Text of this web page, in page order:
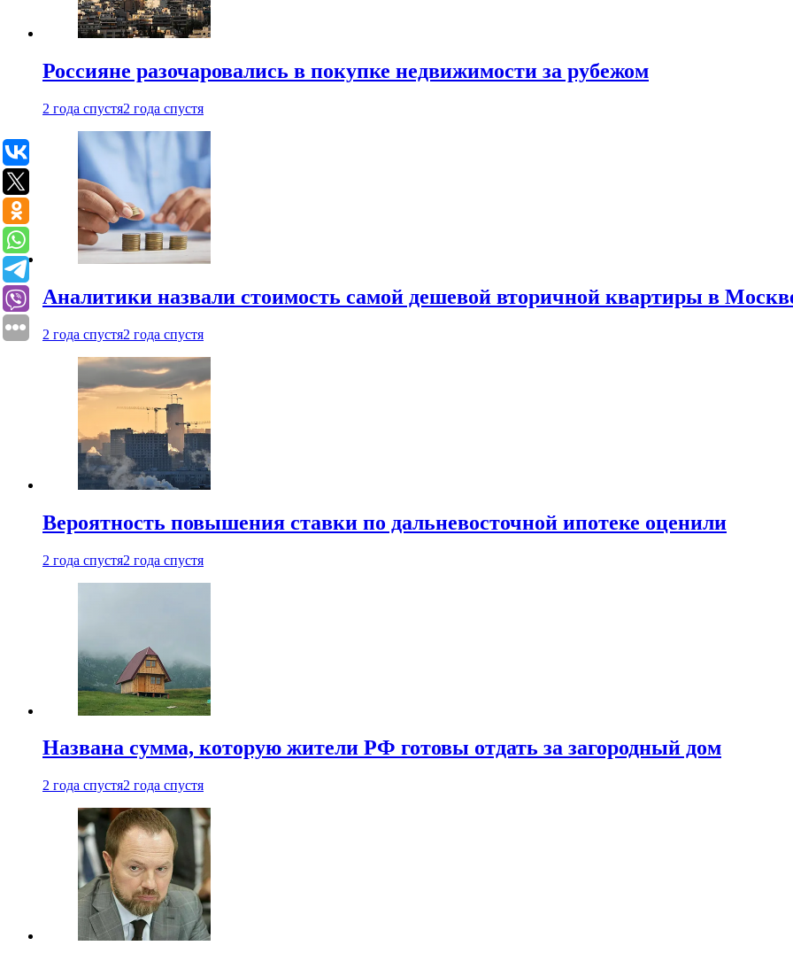
Россияне разочаровались в покупке недвижимости за рубежом
2 года спустя2 года спустя
Аналитики назвали стоимость самой дешевой вторичной квартиры в
2 года спустя2 года спустя
Вероятность повышения ставки по дальневосточной ипотеке оценили
2 года спустя2 года спустя
Названа сумма, которую жители РФ готовы отдать за загородный дом
2 года спустя2 года спустя